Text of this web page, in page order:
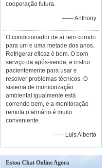
cooperação futura.
—— Anthony
O condicionador de ar tem corrido
para um e uma metade dos anos.
Refrigerar eficaz é bom. O bom
serviço da após-venda, e instrui
pacientemente para usar e
resolver problemas técnicos. O
sistema de monitorização
ambiental igualmente está
correndo bem, e a monitoração
remota o armário é muito
conveniente.
—— Luis Alberto
Estou Chat Online Agora